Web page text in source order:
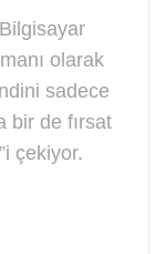
olarak
sadece
bir de fırsat
çekiyor.